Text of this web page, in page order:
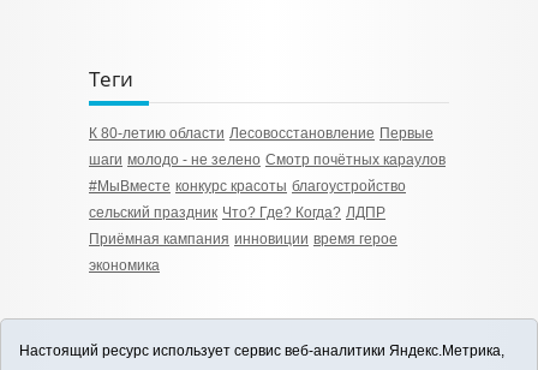
Теги
К 80-летию области Лесовосстановление Первые
шаги молодо - не зелено Смотр почётных караулов
#МыВместе конкурс красоты благоустройство
сельский праздник Что? Где? Когда? ЛДПР
Приёмная кампания инновиции время герое
экономика
Настоящий ресурс использует сервис веб-аналитики Яндекс.Метрика,